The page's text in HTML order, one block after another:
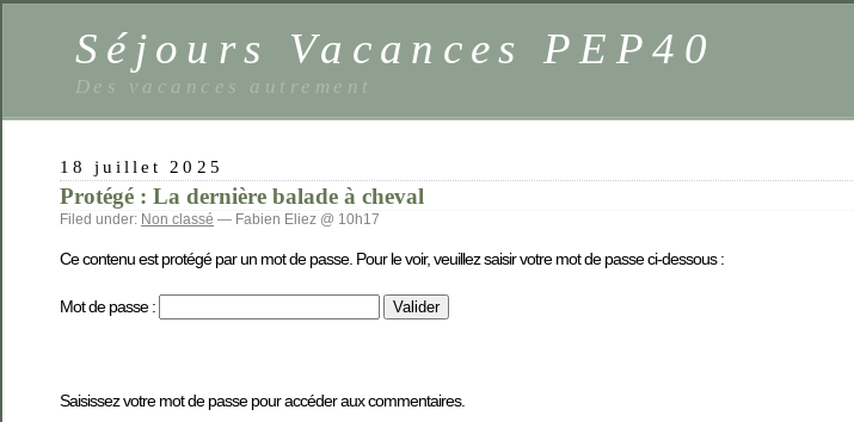
Séjours Vacances PEP40
Des vacances autrement
18 juillet 2025
Protégé : La dernière balade à cheval
Filed under: Non classé — Fabien Eliez @ 10h17
Ce contenu est protégé par un mot de passe. Pour le voir, veuillez saisir votre mot de passe ci-dessous :
Mot de passe :
Saisissez votre mot de passe pour accéder aux commentaires.